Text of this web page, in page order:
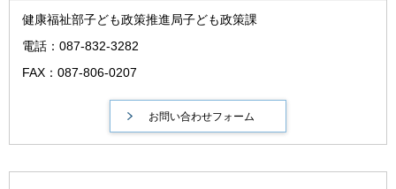
健康福祉部子ども政策推進局子ども政策課
電話：087-832-3282
FAX：087-806-0207